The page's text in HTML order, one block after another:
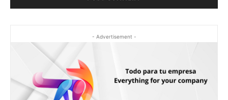
- Advertisement -